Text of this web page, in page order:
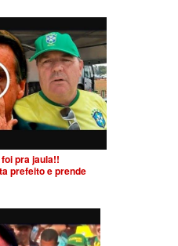
pra jaula!!
prefeito e prende